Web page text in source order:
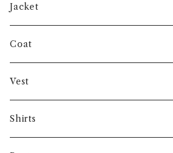
SHUREN
INVERTERE
Gambert
NORIEI
Jacket
Coat
Vest
Shirts